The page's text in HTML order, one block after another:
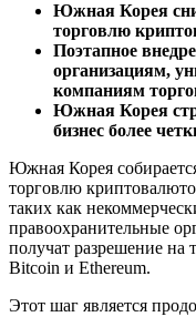
Южная Корея
торговлю
Поэтапное
организациям,
компаниям
Южная Корея
бизнес более
Южная Корея
торговлю
таких как
правоохранительные
получат разрешение на
Bitcoin и Ethereum.
Этот шаг является